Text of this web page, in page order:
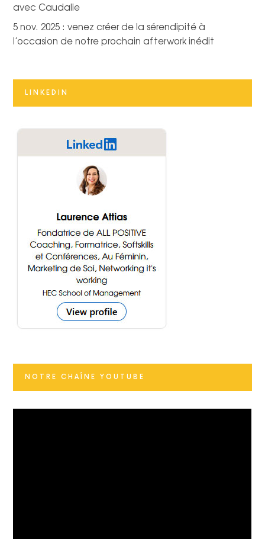
avec Caudalie
5 nov. 2025 : venez créer de la sérendipité à
l’occasion de notre prochain afterwork inédit
LINKEDIN
NOTRE CHAÎNE YOUTUBE